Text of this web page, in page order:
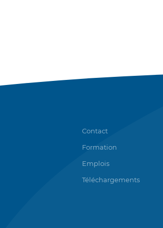
Contact
Formation
Emplois
Téléchargements